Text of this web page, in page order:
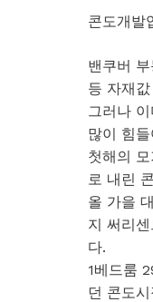
콘도개발
밴쿠버
등 자재
그러나
많이 힘
첫해의
로 내린
올 가을
지 써리
다.
1베드룸
던 콘도